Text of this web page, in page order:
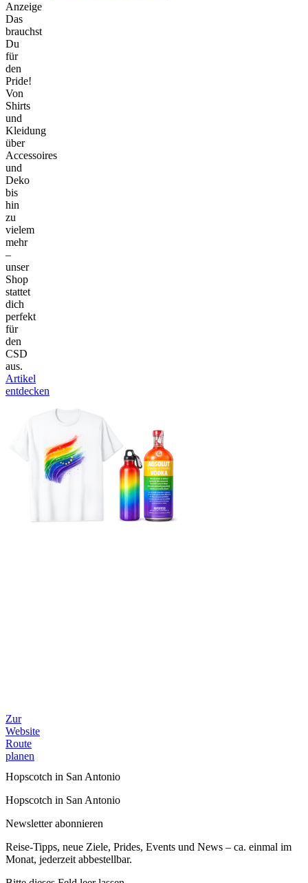
Anzeige
Das
brauchst
Du
für
den
Pride!
Von
Shirts
und
Kleidung
über
Accessoires
und
Deko
bis
hin
zu
vielem
mehr
–
unser
Shop
stattet
dich
perfekt
für
den
CSD
aus.
Artikel
entdecken
Zur
Website
Route
planen
Hopscotch in San Antonio
Hopscotch in San Antonio
Newsletter abonnieren
Reise-Tipps, neue Ziele, Prides, Events und News – ca. einmal im
Monat, jederzeit abbestellbar.